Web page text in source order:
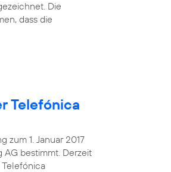
Die
dass die
Telefónica
zum 1. Januar 2017
bestimmt. Derzeit